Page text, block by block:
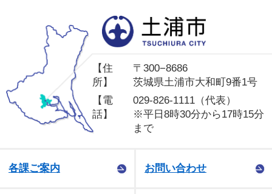
【住
所】
〒300−8686
茨城県土浦市大和町9番1号
【電
話】
029-826-1111（代表）
※平日8時30分から17時15分
まで
各課ご案内 お問い合わせ